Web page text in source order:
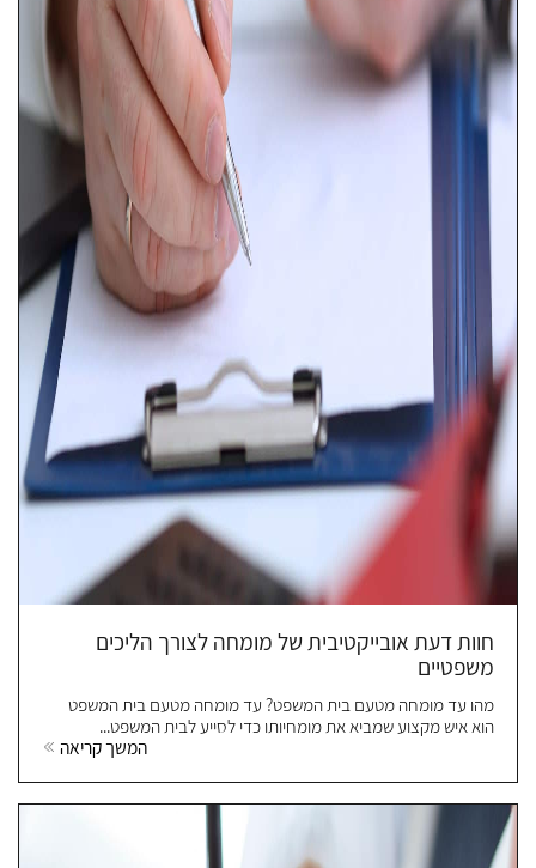
חוות דעת אובייקטיבית של מומחה לצורך הליכים
משפטיים
מהו עד מומחה מטעם בית המשפט? עד מומחה מטעם בית המשפט
הוא איש מקצוע שמביא את מומחיותו כדי לסייע לבית המשפט...
המשך קריאה